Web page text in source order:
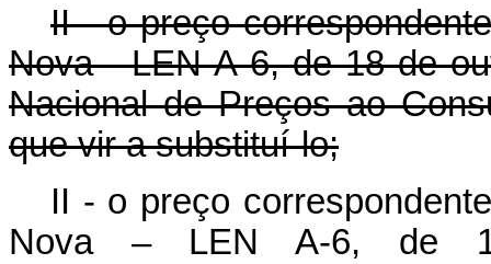
II - o preço
Nova - LEN A-6, de 18 de
Nacional de Preços ao
que vir a substituí-lo;
II - o preço
Nova – LEN A-6, de